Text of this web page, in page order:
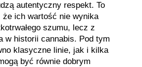
autentyczny respekt. To
że ich wartość nie wynika
szumu, lecz z
w historii cannabis. Pod tym
klasyczne linie, jak i kilka
być równie dobrym